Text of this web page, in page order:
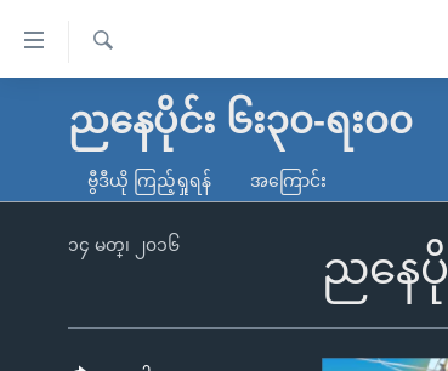
လွယ်ကူ
သည့်
မူလစာမျက်နှာ
ကမ္ဘာ့သတင်းများ
နိုင်ငံတကာ
တရုတ်
ရပ်ဝန်းတခု လမ်းတခု အလွန်
ရ
လာ
ညနေပိုင်း ၆း၃၀-ရး၀၀
ဗွီဒီယို ကြည့်ရှုရန် အကြောင်း
ညနေပို
၁၄ မတ္၊ ၂၀၁၆